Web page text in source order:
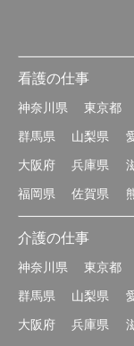
看護の仕事
神奈川県 東京都
群馬県
山梨県
大阪府
兵庫県
福岡県
佐賀県
介護の仕事
神奈川県 東京都
群馬県
山梨県
大阪府
兵庫県